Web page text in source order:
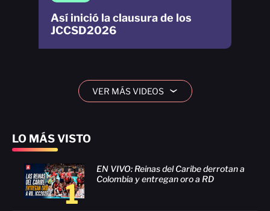
LO MÁS VISTO
1
EN VIVO: Reinas del Caribe derrotan a
Colombia y entregan oro a RD
Así inició la clausura de los
JCCSD2026
VER MÁS VIDEOS ›